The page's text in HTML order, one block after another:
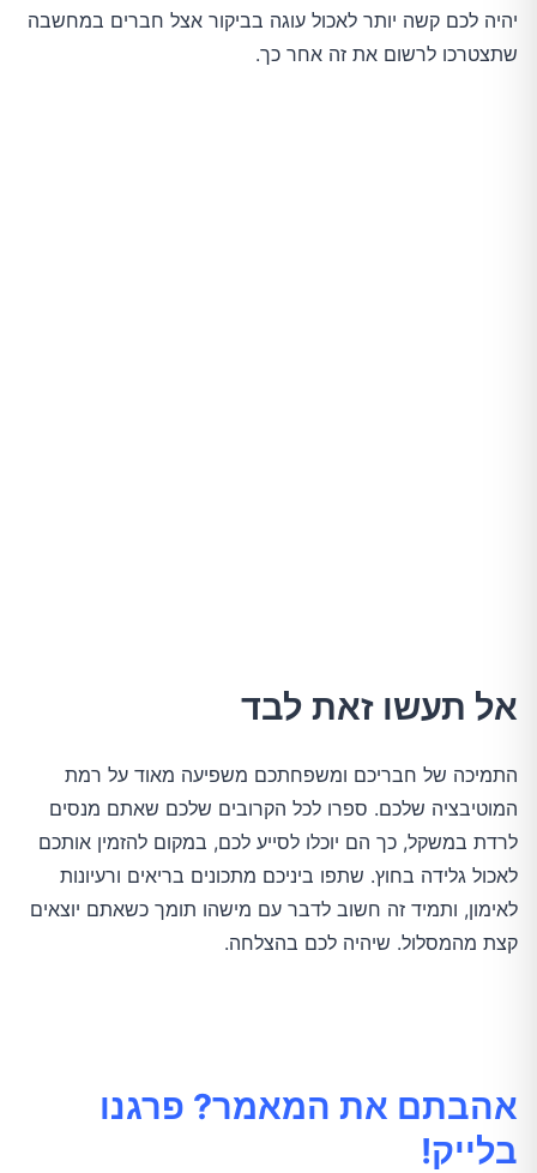
יהיה לכם קשה יותר לאכול עוגה בביקור אצל חברים במחשבה
שתצטרכו לרשום את זה אחר כך.
אל תעשו זאת לבד
התמיכה של חבריכם ומשפחתכם משפיעה מאוד על רמת
המוטיבציה שלכם. ספרו לכל הקרובים שלכם שאתם מנסים
לרדת במשקל, כך הם יוכלו לסייע לכם, במקום להזמין אותכם
לאכול גלידה בחוץ. שתפו ביניכם מתכונים בריאים ורעיונות
לאימון, ותמיד זה חשוב לדבר עם מישהו תומך כשאתם יוצאים
קצת מהמסלול. שיהיה לכם בהצלחה.
אהבתם את המאמר? פרגנו
בלייק!